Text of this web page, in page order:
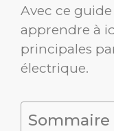
Avec ce
apprendre à
principales
électrique.
Sommaire